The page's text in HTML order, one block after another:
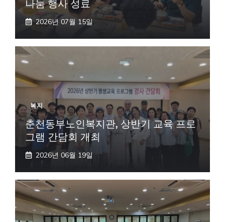
나눔 행사 성료
2026년 07월 15일
복지
춘천동부노인복지관, 상반기 교육 프로
그램 간담회 개최
2026년 06월 19일